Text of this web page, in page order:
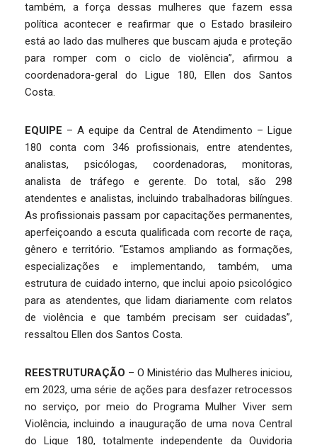
também, a força dessas mulheres que fazem essa
política acontecer e reafirmar que o Estado brasileiro
está ao lado das mulheres que buscam ajuda e proteção
para romper com o ciclo de violência”, afirmou a
coordenadora-geral do Ligue 180, Ellen dos Santos
Costa.
EQUIPE – A equipe da Central de Atendimento – Ligue
180 conta com 346 profissionais, entre atendentes,
analistas, psicólogas, coordenadoras, monitoras,
analista de tráfego e gerente. Do total, são 298
atendentes e analistas, incluindo trabalhadoras bilíngues.
As profissionais passam por capacitações permanentes,
aperfeiçoando a escuta qualificada com recorte de raça,
gênero e território. “Estamos ampliando as formações,
especializações e implementando, também, uma
estrutura de cuidado interno, que inclui apoio psicológico
para as atendentes, que lidam diariamente com relatos
de violência e que também precisam ser cuidadas”,
ressaltou Ellen dos Santos Costa.
REESTRUTURAÇÃO – O Ministério das Mulheres iniciou,
em 2023, uma série de ações para desfazer retrocessos
no serviço, por meio do Programa Mulher Viver sem
Violência, incluindo a inauguração de uma nova Central
do Ligue 180, totalmente independente da Ouvidoria